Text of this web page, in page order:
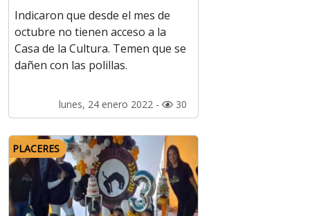
Indicaron que desde el mes de
octubre no tienen acceso a la
Casa de la Cultura. Temen que se
dañen con las polillas.
lunes, 24 enero 2022 - 30
PLACERES